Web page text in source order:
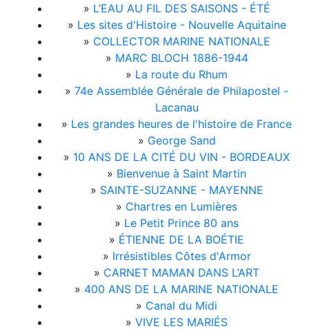
» L’EAU AU FIL DES SAISONS - ÉTÉ
» Les sites d'Histoire - Nouvelle Aquitaine
» COLLECTOR MARINE NATIONALE
» MARC BLOCH 1886-1944
» La route du Rhum
» 74e Assemblée Générale de Philapostel -
Lacanau
» Les grandes heures de l'histoire de France
» George Sand
» 10 ANS DE LA CITÉ DU VIN - BORDEAUX
» Bienvenue à Saint Martin
» SAINTE-SUZANNE - MAYENNE
» Chartres en Lumières
» Le Petit Prince 80 ans
» ÉTIENNE DE LA BOÉTIE
» Irrésistibles Côtes d'Armor
» CARNET MAMAN DANS L’ART
» 400 ANS DE LA MARINE NATIONALE
» Canal du Midi
» VIVE LES MARIÉS